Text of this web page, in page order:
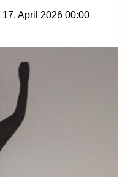
April 2026 00:00